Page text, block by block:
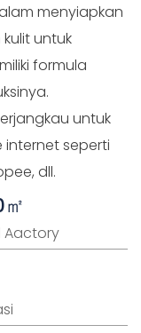
menyiapkan
untuk
formula
untuk
internet seperti
dll.
Aactory